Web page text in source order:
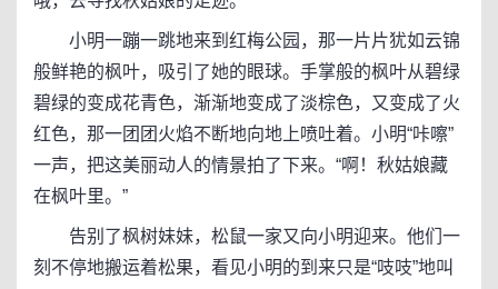
小明一蹦一跳地来到红梅公园，那一片片犹如云锦
般鲜艳的枫叶，吸引了她的眼球。手掌般的枫叶从碧绿
碧绿的变成花青色，渐渐地变成了淡棕色，又变成了火
红色，那一团团火焰不断地向地上喷吐着。小明“咔嚓”
一声，把这美丽动人的情景拍了下来。“啊！秋姑娘藏
在枫叶里。”
告别了枫树妹妹，松鼠一家又向小明迎来。他们一
刻不停地搬运着松果，看见小明的到来只是“吱吱”地叫